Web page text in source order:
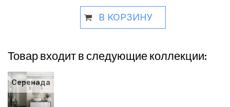
В КОРЗИНУ
Товар входит в следующие коллекции:
Серенада